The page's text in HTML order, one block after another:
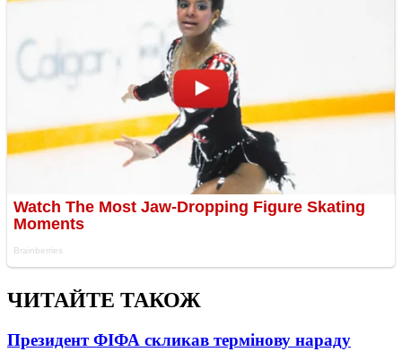
ЧИТАЙТЕ ТАКОЖ
Президент ФІФА скликав термінову нараду